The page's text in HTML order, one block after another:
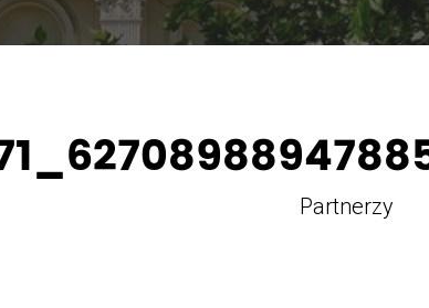
{nowa
przechadzki teatralne
zola
dotacje
Partnerzy